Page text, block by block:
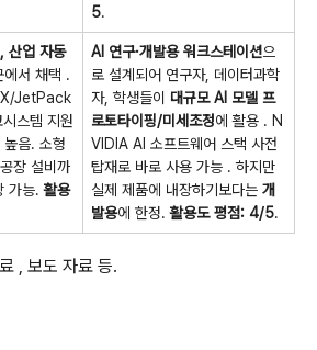
5.
산업 자동
서 채택 .
X/JetPack
스템 지원
높음. 소형
장 설비까
가능.활용
AI 연구·개발용 워크스테이션으
로 설계되어 연구자, 데이터과학
자, 학생들이 대규모 AI 모델 프
로토타이핑/미세조정에 활용 . N
VIDIA AI 소프트웨어 스택 사전
탑재로 바로 사용 가능 . 하지만
실제 제품에 내장하기보다는 개
발용에 한정.활용도 평점: 4/5.
, 보도 자료 등.